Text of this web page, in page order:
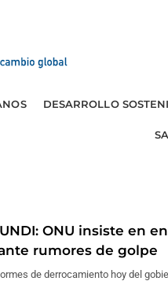
DESARROLLO
ONU insiste en
rumores de golpe
de derrocamiento hoy del